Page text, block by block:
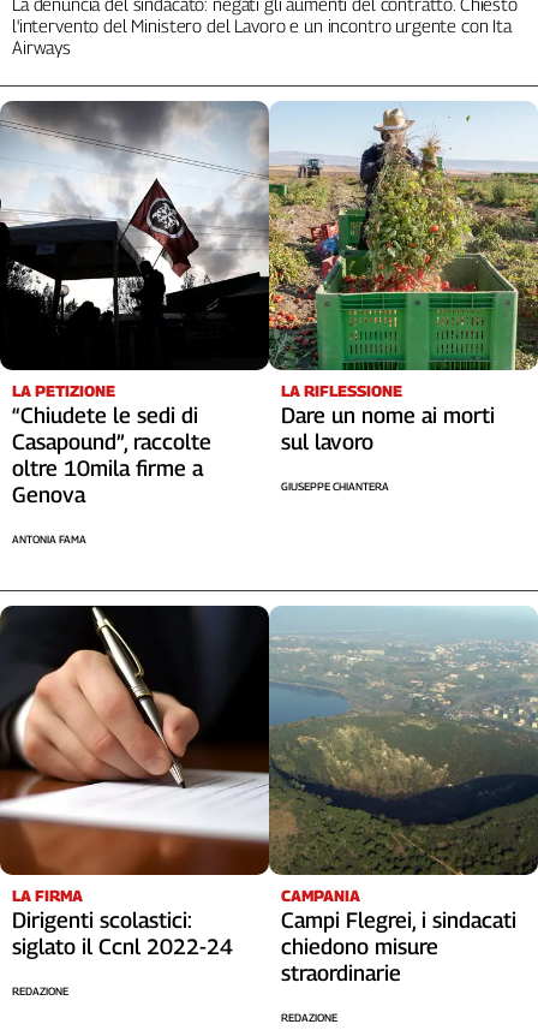
Cerca
Contatti
La
redazione
Newsletter
l'intervento del Ministero del Lavoro e un incontro urgente con Ita
Airways
LA PETIZIONE
“Chiudete le sedi di
Casapound”, raccolte
oltre 10mila firme a
Genova
ANTONIA FAMA
LA RIFLESSIONE
Dare un nome ai morti
sul lavoro
GIUSEPPE CHIANTERA
LA FIRMA
Dirigenti scolastici:
siglato il Ccnl 2022-24
REDAZIONE
CAMPANIA
Campi Flegrei, i sindacati
chiedono misure
straordinarie
REDAZIONE